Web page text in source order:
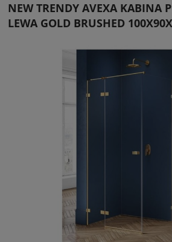
NEW TRENDY AVEXA KABINA
LEWA GOLD BRUSHED